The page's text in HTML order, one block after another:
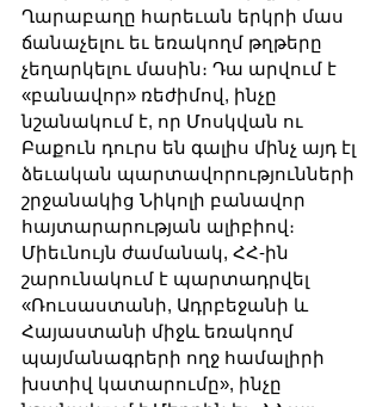
Ղարաբաղը հարեւան երկրի մաս
ճանաչելու եւ եռակողմ թղթերը
չեղարկելու մասին։ Դա արվում է
«բանավոր» ռեժիմով, ինչը
նշանակում է, որ Մոսկվան ու
Բաքուն դուրս են գալիս մինչ այդ էլ
ձեւական պարտավորությունների
շրջանակից Նիկոլի բանավոր
հայտարարության ալիբիով։
Միեւնույն ժամանակ, ՀՀ-ին
շարունակում է պարտադրվել
«Ռուսաստանի, Ադրբեջանի և
Հայաստանի միջև եռակողմ
պայմանագրերի ողջ համալիրի
խստիվ կատարումը», ինչը